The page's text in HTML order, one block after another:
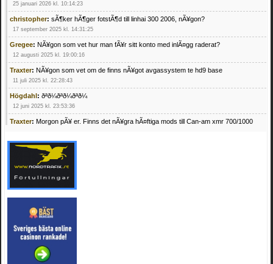
25 januari 2026 kl. 10:14:23
christopher: sÃ¶ker hÃ¶ger fotstÃ¶d till linhai 300 2006, nÃ¥gon?
17 september 2025 kl. 14:31:25
Gregee: NÃ¥gon som vet hur man fÃ¥r sitt konto med inlÃ¤gg raderat?
12 augusti 2025 kl. 19:00:16
Traxter: NÃ¥gon som vet om de finns nÃ¥got avgassystem te hd9 base
11 juli 2025 kl. 22:28:43
Högdahl : ðªð¼ðªð¼ðªð¼
12 juni 2025 kl. 23:53:36
Traxter: Morgon pÃ¥ er. Finns det nÃ¥gra hÃ¤ftiga mods till Can-am xmr 700/1000
Mrhandsome:SÃ¶ker defekta/trasiga fyrhjulingar. Jag betalar bra och du kan nÃ¥ mig
pÃ¥ 0709955029 eller hv.alexandersson@gmail.com ifall du har en som du vill sÃ¤lja
mvh Hugo
21 februari 2025 kl. 09:25:52
4 februari 2025 kl. 19:20:50
Oscar5:44
4 februari 2025 kl. 19:15:36
Greger59:NÃ¤gon som vet har en Cetek 500 EFI